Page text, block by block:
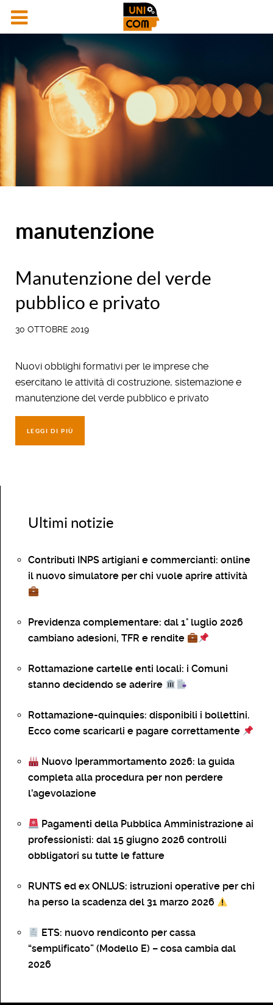
manutenzione
Manutenzione del verde
pubblico e privato
30 OTTOBRE 2019
Nuovi obblighi formativi per le imprese che
esercitano le attività di costruzione, sistemazione e
manutenzione del verde pubblico e privato
LEGGI DI PIÙ
Ultimi notizie
Contributi INPS artigiani e commercianti: online
il nuovo simulatore per chi vuole aprire attività
Previdenza complementare: dal 1° luglio 2026
cambiano adesioni, TFR e rendite
Rottamazione cartelle enti locali: i Comuni
stanno decidendo se aderire
Rottamazione-quinquies: disponibili i bollettini.
Ecco come scaricarli e pagare correttamente
Nuovo Iperammortamento 2026: la guida
completa alla procedura per non perdere
l’agevolazione
Pagamenti della Pubblica Amministrazione ai
professionisti: dal 15 giugno 2026 controlli
obbligatori su tutte le fatture
RUNTS ed ex ONLUS: istruzioni operative per chi
ha perso la scadenza del 31 marzo 2026
ETS: nuovo rendiconto per cassa
“semplificato” (Modello E) – cosa cambia dal
2026